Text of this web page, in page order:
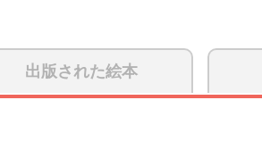
出版された絵本